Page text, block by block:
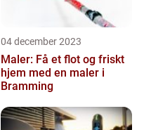
04 december 2023
Maler: Få et flot og friskt
hjem med en maler i
Bramming